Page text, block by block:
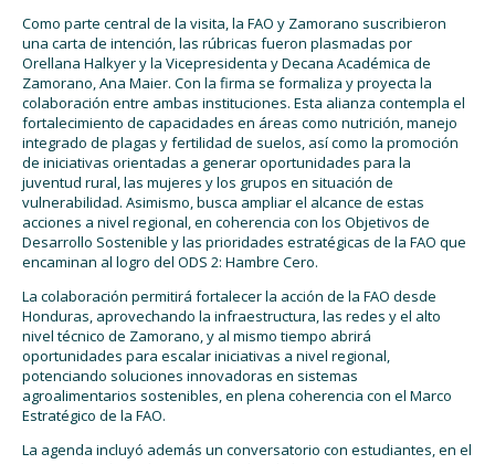
Como parte central de la visita, la FAO y Zamorano suscribieron
una carta de intención, las rúbricas fueron plasmadas por
Orellana Halkyer y la Vicepresidenta y Decana Académica de
Zamorano, Ana Maier. Con la firma se formaliza y proyecta la
colaboración entre ambas instituciones. Esta alianza contempla el
fortalecimiento de capacidades en áreas como nutrición, manejo
integrado de plagas y fertilidad de suelos, así como la promoción
de iniciativas orientadas a generar oportunidades para la
juventud rural, las mujeres y los grupos en situación de
vulnerabilidad. Asimismo, busca ampliar el alcance de estas
acciones a nivel regional, en coherencia con los Objetivos de
Desarrollo Sostenible y las prioridades estratégicas de la FAO que
encaminan al logro del ODS 2: Hambre Cero.
La colaboración permitirá fortalecer la acción de la FAO desde
Honduras, aprovechando la infraestructura, las redes y el alto
nivel técnico de Zamorano, y al mismo tiempo abrirá
oportunidades para escalariniciativas a nivel regional,
potenciando soluciones innovadoras en sistemas
agroalimentarios sostenibles, en plena coherencia con el Marco
Estratégico de la FAO.
La agenda incluyó además un conversatorio con estudiantes, en el